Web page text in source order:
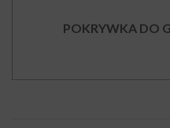
POKRYWKA DO